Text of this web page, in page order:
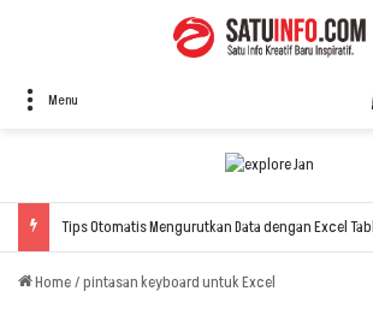
Menu
Tips Otomatis Mengurutkan Data dengan Excel
Home/pintasan keyboard untuk Excel